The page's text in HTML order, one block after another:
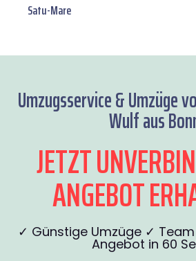
Satu-Mare
Umzugsservice & Umzüge
Wulf aus
JETZT
ANGEBOT
✓ Günstige Umzüge ✓
Angebot in 60